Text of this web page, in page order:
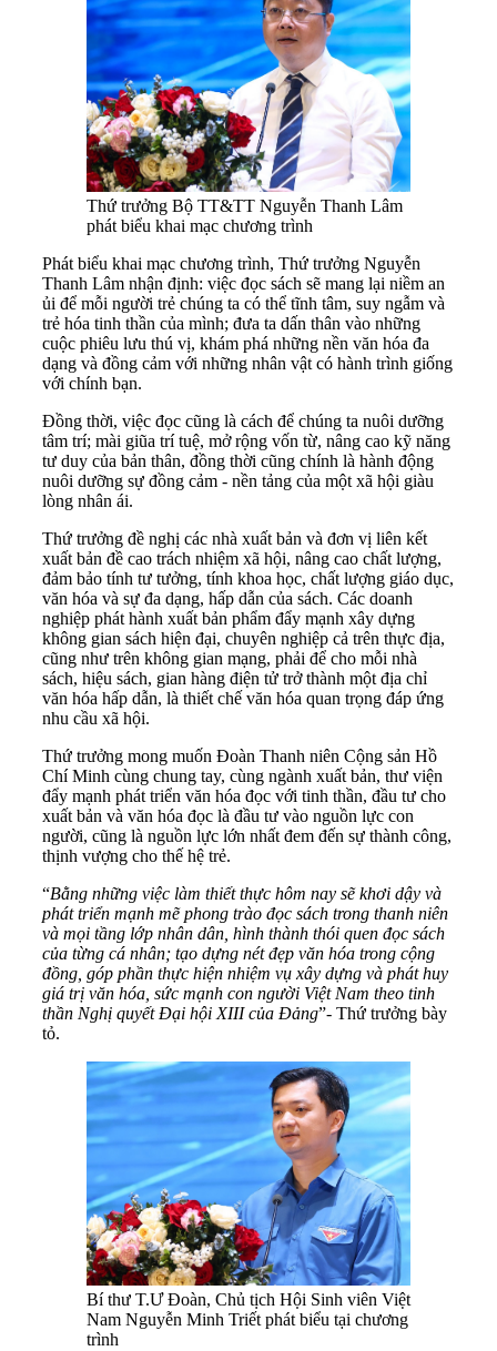
Thứ trưởng Bộ TT&TT Nguyễn Thanh Lâm
phát biểu khai mạc chương trình
Phát biểu khai mạc chương trình, Thứ trưởng Nguyễn
Thanh Lâm nhận định: việc đọc sách sẽ mang lại niềm an
ủi để mỗi người trẻ chúng ta có thể tĩnh tâm, suy ngẫm và
trẻ hóa tinh thần của mình; đưa ta dấn thân vào những
cuộc phiêu lưu thú vị, khám phá những nền văn hóa đa
dạng và đồng cảm với những nhân vật có hành trình giống
với chính bạn.
Đồng thời, việc đọc cũng là cách để chúng ta nuôi dưỡng
tâm trí; mài giũa trí tuệ, mở rộng vốn từ, nâng cao kỹ năng
tư duy của bản thân, đồng thời cũng chính là hành động
nuôi dưỡng sự đồng cảm - nền tảng của một xã hội giàu
lòng nhân ái.
Thứ trưởng đề nghị các nhà xuất bản và đơn vị liên kết
xuất bản đề cao trách nhiệm xã hội, nâng cao chất lượng,
đảm bảo tính tư tưởng, tính khoa học, chất lượng giáo dục,
văn hóa và sự đa dạng, hấp dẫn của sách. Các doanh
nghiệp phát hành xuất bản phẩm đẩy mạnh xây dựng
không gian sách hiện đại, chuyên nghiệp cả trên thực địa,
cũng như trên không gian mạng, phải để cho mỗi nhà
sách, hiệu sách, gian hàng điện tử trở thành một địa chỉ
văn hóa hấp dẫn, là thiết chế văn hóa quan trọng đáp ứng
nhu cầu xã hội.
Thứ trưởng mong muốn Đoàn Thanh niên Cộng sản Hồ
Chí Minh cùng chung tay, cùng ngành xuất bản, thư viện
đẩy mạnh phát triển văn hóa đọc với tinh thần, đầu tư cho
xuất bản và văn hóa đọc là đầu tư vào nguồn lực con
người, cũng là nguồn lực lớn nhất đem đến sự thành công,
thịnh vượng cho thế hệ trẻ.
“Bằng những việc làm thiết thực hôm nay sẽ khơi dậy và
phát triển mạnh mẽ phong trào đọc sách trong thanh niên
và mọi tầng lớp nhân dân, hình thành thói quen đọc sách
của từng cá nhân; tạo dựng nét đẹp văn hóa trong cộng
đồng, góp phần thực hiện nhiệm vụ xây dựng và phát huy
giá trị văn hóa, sức mạnh con người Việt Nam theo tinh
thần Nghị quyết Đại hội XIII của Đảng”- Thứ trưởng bày
tỏ.
Bí thư T.Ư Đoàn, Chủ tịch Hội Sinh viên Việt
Nam Nguyễn Minh Triết phát biểu tại chương
trình